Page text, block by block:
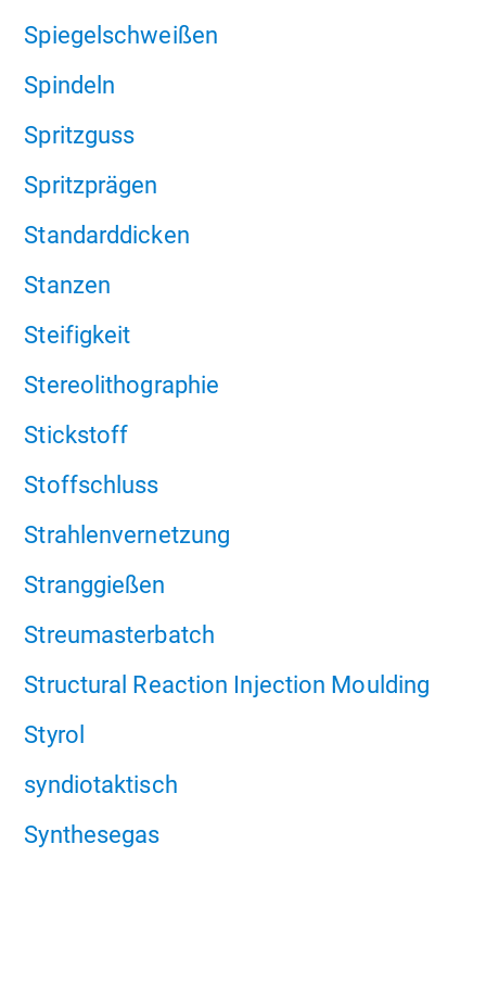
Spiegelschweißen
Spindeln
Spritzguss
Spritzprägen
Standarddicken
Stanzen
Steifigkeit
Stereolithographie
Stickstoff
Stoffschluss
Strahlenvernetzung
Stranggießen
Streumasterbatch
Structural Reaction Injection Moulding
Styrol
syndiotaktisch
Synthesegas